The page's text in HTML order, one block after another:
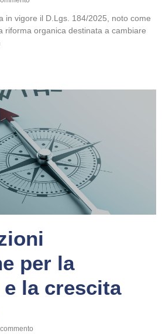
in vigore il D.Lgs. 184/2025, noto come
riforma organica destinata a cambiare
per la
la crescita